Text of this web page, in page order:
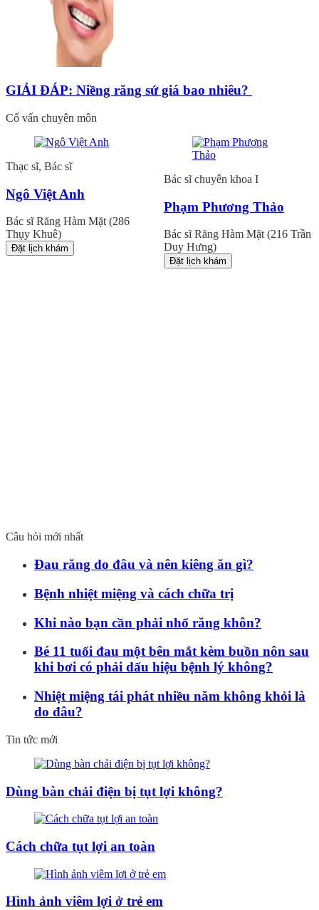
GIẢI ĐÁP: Niềng răng sứ giá bao nhiêu?
Cố vấn chuyên môn
Thạc sĩ, Bác sĩ
Ngô Việt Anh
Bác sĩ Răng Hàm Mặt (286
Thụy Khuê)
Đặt lịch khám
Bác sĩ chuyên khoa I
Phạm Phương Thảo
Bác sĩ Răng Hàm Mặt (216 Trần
Duy Hưng)
Đặt lịch khám
Câu hỏi mới nhất
Đau răng do đâu và nên kiêng ăn gì?
Bệnh nhiệt miệng và cách chữa trị
Khi nào bạn cần phải nhổ răng khôn?
Bé 11 tuổi đau một bên mắt kèm buồn nôn sau
khi bơi có phải dấu hiệu bệnh lý không?
Nhiệt miệng tái phát nhiều năm không khỏi là
do đâu?
Tin tức mới
Dùng bàn chải điện bị tụt lợi không?
Cách chữa tụt lợi an toàn
Hình ảnh viêm lợi ở trẻ em